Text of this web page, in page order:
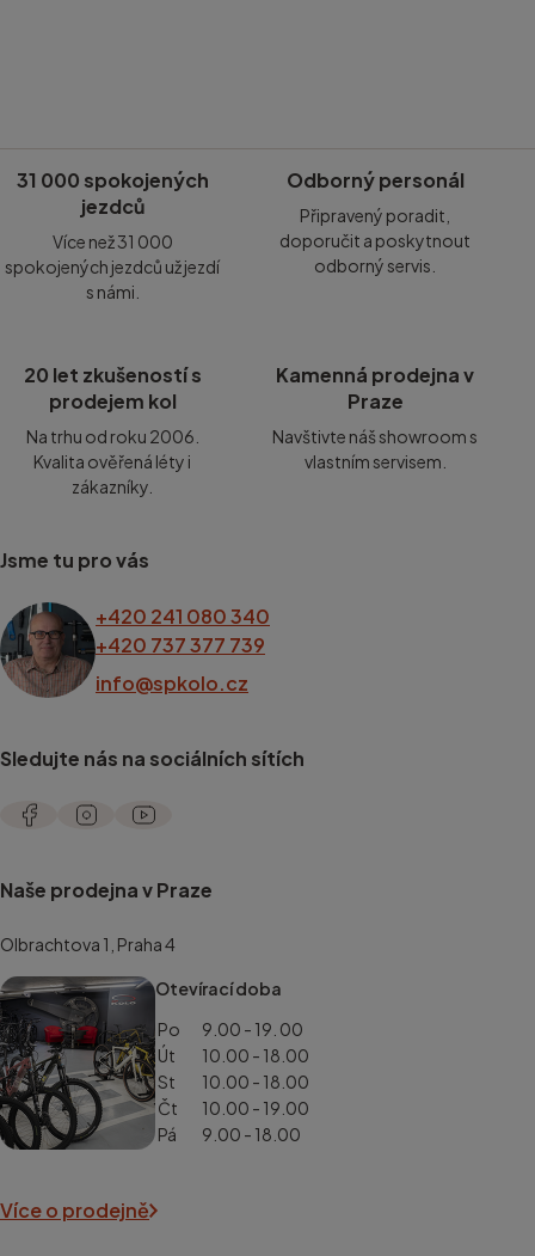
31 000 spokojených
jezdců
Více než 31 000
spokojených jezdců už jezdí
s námi.
Odborný personál
Připravený poradit,
doporučit a poskytnout
odborný servis.
20 let zkušeností s
prodejem kol
Na trhu od roku 2006.
Kvalita ověřená léty i
zákazníky.
Kamenná prodejna v
Praze
Navštivte náš showroom s
vlastním servisem.
Jsme tu pro vás
+420 241 080 340
+420 737 377 739
info@spkolo.cz
Sledujte nás na sociálních sítích
Naše prodejna v Praze
Olbrachtova 1, Praha 4
Otevírací doba
Po
9.00 - 19. 00
Út
10.00 - 18.00
St
10.00 - 18.00
Čt
10.00 - 19.00
Pá
9.00 - 18.00
Více o prodejně